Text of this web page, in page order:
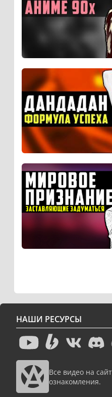
НАШИ РЕСУРСЫ
Все видео на
ознакомления.